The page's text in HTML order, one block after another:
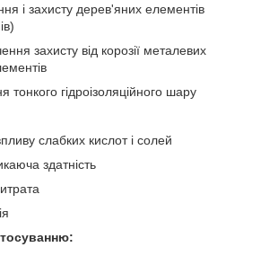
і захисту дерев'яних елементів
захисту від корозії металевих
тонкого гідроізоляційного шару
слабких кислот і солей
здатність